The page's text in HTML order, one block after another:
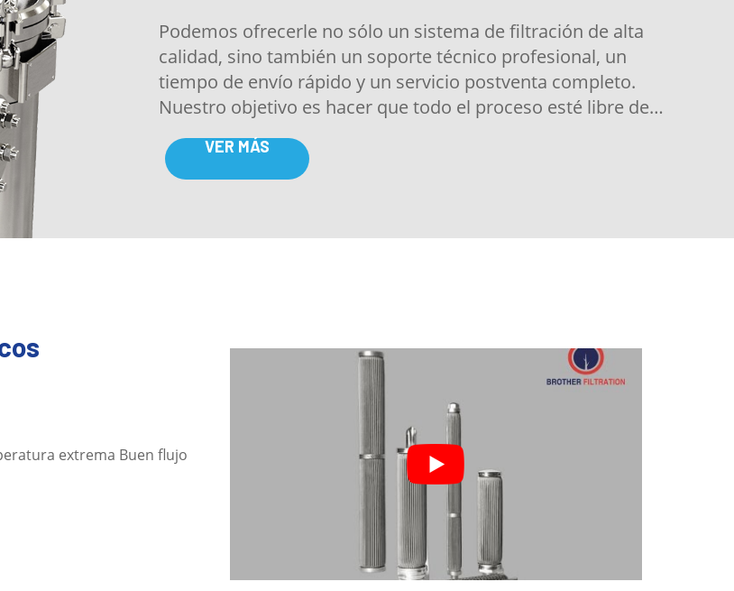
Podemos ofrecerle no sólo un sistema de filtración de alta
calidad, sino también un soporte técnico profesional, un
tiempo de envío rápido y un servicio postventa completo.
Nuestro objetivo es hacer que todo el proceso esté libre de
preocupaciones para nuestros clientes.
VER MÁS
extrema Buen flujo